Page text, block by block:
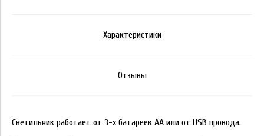
Характеристики
Отзывы
Светильник работает от 3-х батареек АА или от USB провода.